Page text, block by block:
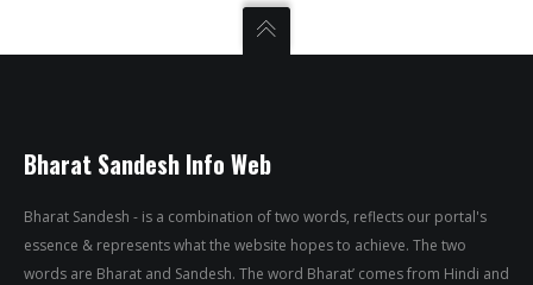
Bharat Sandesh Info Web
Bharat Sandesh - is a combination of two words, reflects our portal's
essence & represents what the website hopes to achieve. The two
words are Bharat and Sandesh. The word Bharat’ comes from Hindi and